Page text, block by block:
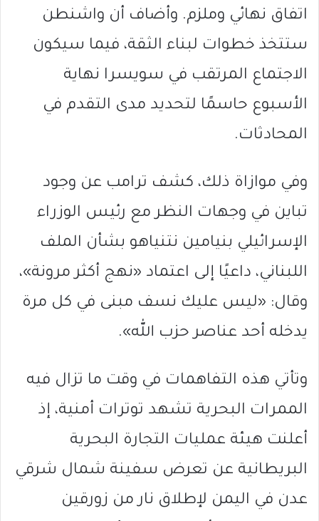
اتفاق نهائي وملزم. وأضاف أن واشنطن
ستتخذ خطوات لبناء الثقة، فيما سيكون
الاجتماع المرتقب في سويسرا نهاية
الأسبوع حاسمًا لتحديد مدى التقدم في
المحادثات.
وفي موازاة ذلك، كشف ترامب عن وجود
تباين في وجهات النظر مع رئيس الوزراء
الإسرائيلي بنيامين نتنياهو بشأن الملف
اللبناني، داعيًا إلى اعتماد «نهج أكثر مرونة»،
وقال: «ليس عليك نسف مبنى في كل مرة
يدخله أحد عناصر حزب الله».
وتأتي هذه التفاهمات في وقت ما تزال فيه
الممرات البحرية تشهد توترات أمنية، إذ
أعلنت هيئة عمليات التجارة البحرية
البريطانية عن تعرض سفينة شمال شرقي
عدن في اليمن لإطلاق نار من زورقين